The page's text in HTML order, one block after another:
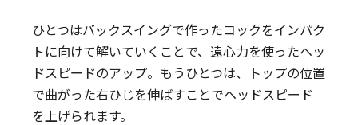
ひとつはバックスイングで作ったコックをインパク
トに向けて解いていくことで、遠心力を使ったヘッ
ドスピードのアップ。もうひとつは、トップの位置
で曲がった右ひじを伸ばすことでヘッドスピード
を上げられます。